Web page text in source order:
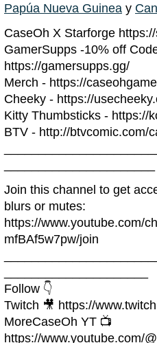
Papúa Nueva Guinea y
CaseOh X Starforge
GamerSupps -10% off
https://gamersupps.gg/
Merch - https://
Cheeky - https://
Kitty Thumbsticks - https://
BTV - http://btvcomic.com/
Join this channel to get
blurs or mutes:
https://www.youtube.com/
mfBAf5w7pw/join
Follow 👇
Twitch 🎥 https://
MoreCaseOh YT 📺
https://www.youtube.com/